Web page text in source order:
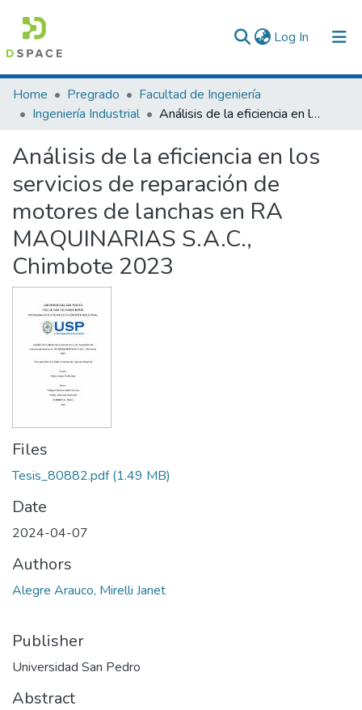
Log In (current)
Communities & Collections
All of DSpace
Statistics
Home Pregrado
Facultad de Ingeniería
Ingeniería Industrial
Análisis de la eficiencia en los servicios de reparación de motores de lanchas en RA MAQUINARIAS S.A.C., Chimbote 2023
Análisis de la eficiencia en los
servicios de reparación de
motores de lanchas en RA
MAQUINARIAS S.A.C.,
Chimbote 2023
Files
Tesis_80882.pdf(1.49 MB)
Date
2024-04-07
Authors
Alegre Arauco, Mirelli Janet
Publisher
Universidad San Pedro
Abstract